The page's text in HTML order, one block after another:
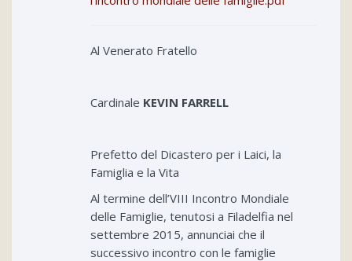
Al Venerato Fratello
Cardinale KEVIN FARRELL
Prefetto del Dicastero per i Laici, la
Famiglia e la Vita
Al termine dell’VIII Incontro Mondiale
delle Famiglie, tenutosi a Filadelfia nel
settembre 2015, annunciai che il
successivo incontro con le famiglie